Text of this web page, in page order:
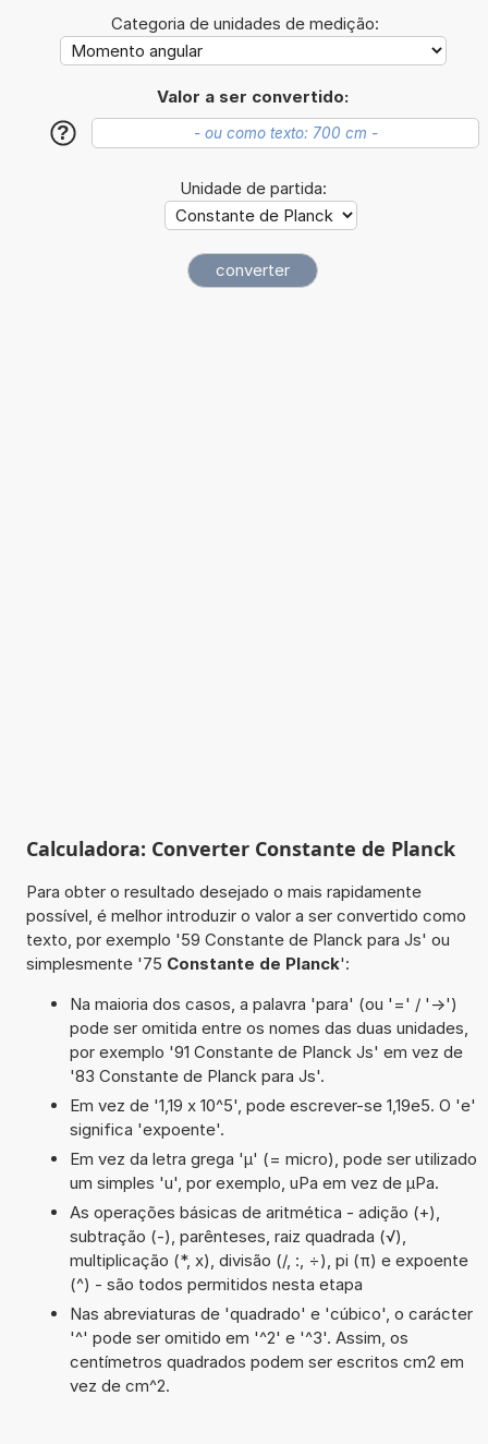
Categoria de unidades de medição:
Valor a ser convertido:
?
Unidade de partida:
Calculadora: Converter Constante de Planck
Para obter o resultado desejado o mais rapidamente
possível, é melhor introduzir o valor a ser convertido como
texto, por exemplo '59 Constante de Planck para Js' ou
simplesmente '75 Constante de Planck':
Na maioria dos casos, a palavra 'para' (ou '=' / '->')
pode ser omitida entre os nomes das duas unidades,
por exemplo '91 Constante de Planck Js' em vez de
'83 Constante de Planck para Js'.
Em vez de '1,19 x 10^5', pode escrever-se 1,19e5. O 'e'
significa 'expoente'.
Em vez da letra grega 'µ' (= micro), pode ser utilizado
um simples 'u', por exemplo, uPa em vez de µPa.
As operações básicas de aritmética - adição (+),
subtração (-), parênteses, raiz quadrada (√),
multiplicação (*, x), divisão (/, :, ÷), pi (π) e expoente
(^) - são todos permitidos nesta etapa
Nas abreviaturas de 'quadrado' e 'cúbico', o carácter
'^' pode ser omitido em '^2' e '^3'. Assim, os
centímetros quadrados podem ser escritos cm2 em
vez de cm^2.